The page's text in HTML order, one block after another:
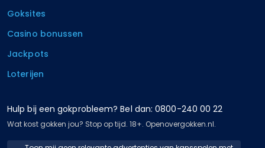
Goksites
Casino bonussen
Jackpots
Loterijen
Hulp bij een gokprobleem? Bel dan: 0800-240 00 22
Wat kost gokken jou? Stop op tijd. 18+. Openovergokken.nl.